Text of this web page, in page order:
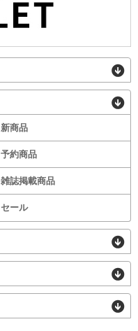
新商品
予約商品
雑誌掲載商品
セール